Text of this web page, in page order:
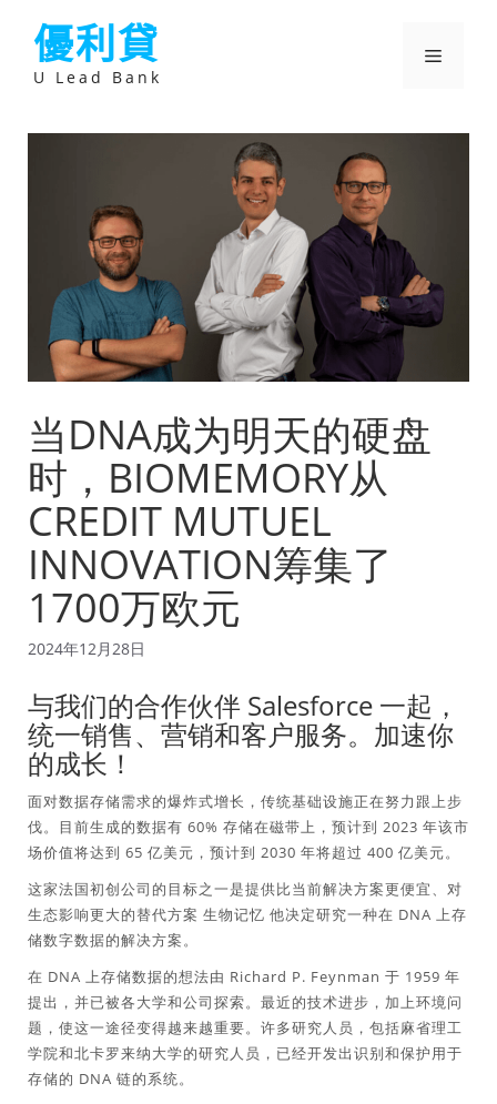
優利貸
U Lead Bank
選
当DNA成为明天的硬盘
时，BIOMEMORY从
CREDIT MUTUEL
INNOVATION筹集了
1700万欧元
2024年12月28日
与我们的合作伙伴 Salesforce 一起，
统一销售、营销和客户服务。加速你
的成长！
面对数据存储需求的爆炸式增长，传统基础设施正在努力跟上步
伐。目前生成的数据有 60% 存储在磁带上，预计到 2023 年该市
场价值将达到 65 亿美元，预计到 2030 年将超过 400 亿美元。
这家法国初创公司的目标之一是提供比当前解决方案更便宜、对
生态影响更大的替代方案 生物记忆 他决定研究一种在 DNA 上存
储数字数据的解决方案。
在 DNA 上存储数据的想法由 Richard P. Feynman 于 1959 年
提出，并已被各大学和公司探索。最近的技术进步，加上环境问
题，使这一途径变得越来越重要。许多研究人员，包括麻省理工
学院和北卡罗来纳大学的研究人员，已经开发出识别和保护用于
存储的 DNA 链的系统。